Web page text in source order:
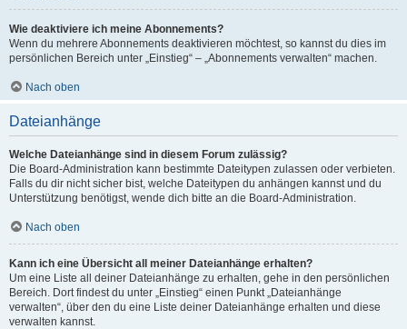
Wie deaktiviere ich meine Abonnements?
Wenn du mehrere Abonnements deaktivieren möchtest, so kannst du dies im
persönlichen Bereich unter „Einstieg“ – „Abonnements verwalten“ machen.
Nach oben
Dateianhänge
Welche Dateianhänge sind in diesem Forum zulässig?
Die Board-Administration kann bestimmte Dateitypen zulassen oder verbieten.
Falls du dir nicht sicher bist, welche Dateitypen du anhängen kannst und du
Unterstützung benötigst, wende dich bitte an die Board-Administration.
Nach oben
Kann ich eine Übersicht all meiner Dateianhänge erhalten?
Um eine Liste all deiner Dateianhänge zu erhalten, gehe in den persönlichen
Bereich. Dort findest du unter „Einstieg“ einen Punkt „Dateianhänge
verwalten“, über den du eine Liste deiner Dateianhänge erhalten und diese
verwalten kannst.